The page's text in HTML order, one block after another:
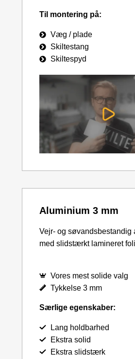
Til montering på:
Væg / plade
Skiltestang
Skiltespyd
Aluminium 3 mm
Vejr- og søvandsbestandig
med slidstærkt lamineret
Vores mest solide valg
Tykkelse 3 mm
Særlige egenskaber:
Lang holdbarhed
Ekstra solid
Ekstra slidstærk